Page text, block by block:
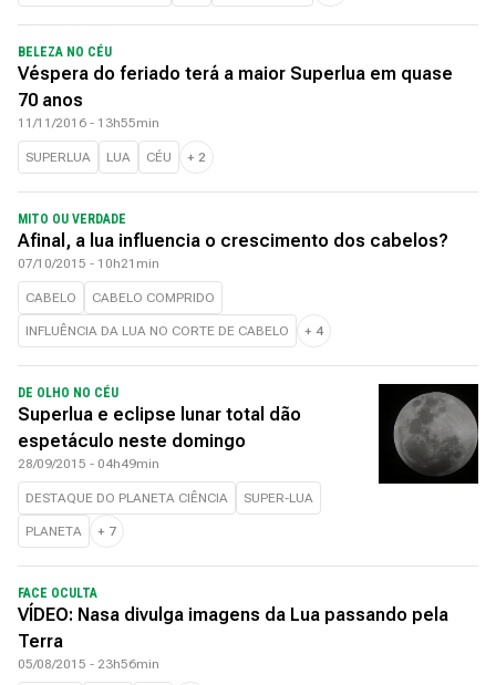
BELEZA NO CÉU
Véspera do feriado terá a maior Superlua em quase
70 anos
11/11/2016 - 13h55min
SUPERLUA LUA CÉU + 2
MITO OU VERDADE
Afinal, a lua influencia o crescimento dos cabelos?
07/10/2015 - 10h21min
CABELO CABELO COMPRIDO
INFLUÊNCIA DA LUA NO CORTE DE CABELO + 4
DE OLHO NO CÉU
Superlua e eclipse lunar total dão
espetáculo neste domingo
28/09/2015 - 04h49min
DESTAQUE DO PLANETA CIÊNCIA SUPER-LUA
PLANETA + 7
FACE OCULTA
VÍDEO: Nasa divulga imagens da Lua passando pela
Terra
05/08/2015 - 23h56min